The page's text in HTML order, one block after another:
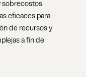
sobrecostos
eficaces para
de recursos y
a fin de